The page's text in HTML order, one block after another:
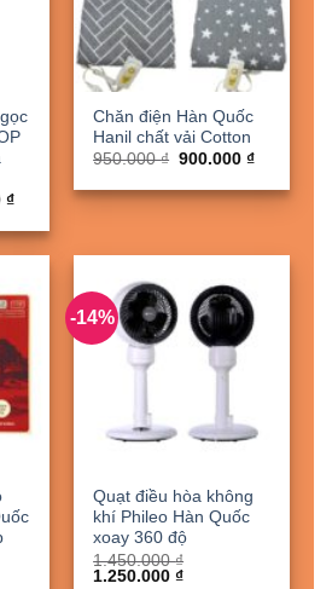
₫.
₫Giá
tại
là:
220.000 ₫.
Chăn điện Hàn Quốc
Hanil chất vải Cotton
950.000₫ Giá
là:
950.000 ₫.
900.000₫Giá
tại
là:
-14%
Quạt điều hòa không
khí Phileo Hàn Quốc
xoay 360 độ
1.450.000₫
Giá
1.250.000₫Giá